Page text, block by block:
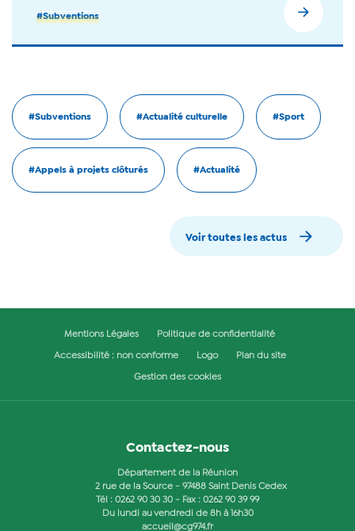
#Subventions
#Subventions #Actualité culturelle #Sport
#Appels à projets clôturés #Actualité
Voir toutes les actus
Mentions Légales Politique de confidentialité
Accessibilité : non conforme Logo Plan du site
Gestion des cookies
Contactez-nous
Département de la Réunion
2 rue de la Source - 97488 Saint Denis Cedex
Tél : 0262 90 30 30 - Fax : 0262 90 39 99
Du lundi au vendredi de 8h à 16h30
accueil@cg974.fr